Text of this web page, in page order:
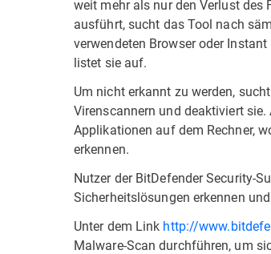
weit mehr als nur den Verlust des
ausführt, sucht das Tool nach
verwendeten Browser oder
listet sie auf.
Um nicht erkannt zu werden,
Virenscannern und deaktiviert
Applikationen auf dem Rechner,
erkennen.
Nutzer der BitDefender Security-
Sicherheitslösungen erkennen
Unter dem Link http://
Malware-Scan durchführen, um